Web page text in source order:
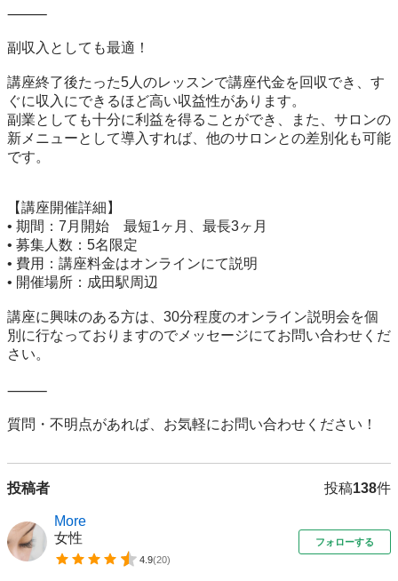
⸻
副収入としても最適！
講座終了後たった5人のレッスンで講座代金を回収でき、す
ぐに収入にできるほど高い収益性があります。
副業としても十分に利益を得ることができ、また、サロンの
新メニューとして導入すれば、他のサロンとの差別化も可能
です。
【講座開催詳細】
• 期間：7月開始　最短1ヶ月、最長3ヶ月
• 募集人数：5名限定
• 費用：講座料金はオンラインにて説明
• 開催場所：成田駅周辺
講座に興味のある方は、30分程度のオンライン説明会を個
別に行なっておりますのでメッセージにてお問い合わせくだ
さい。
⸻
質問・不明点があれば、お気軽にお問い合わせください！
投稿者 投稿138件
More
女性
4.9(20)
フォローする